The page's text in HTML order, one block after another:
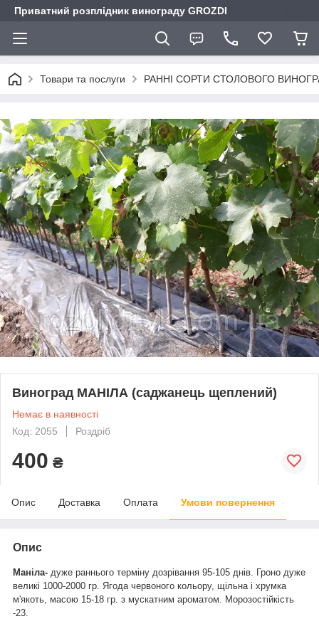
Приватний розплідник винограду GROZDI
Товари та послуги РАННІ СОРТИ СТОЛОВОГО
Виноград МАНІЛА (саджанець щеплений)
Немає в наявності
Код: 2055
Роздріб
400 ₴
Опис Доставка Оплата Умови повернення
Опис
Маніла- дуже раннього терміну дозрівання 95-105 днів.
Гроно дуже
великі 1000-2000 гр. Ягода червоного кольору, щільна і хрумка
м'якоть, масою 15-18 гр. з мускатним ароматом.
Морозостійкість
-23.